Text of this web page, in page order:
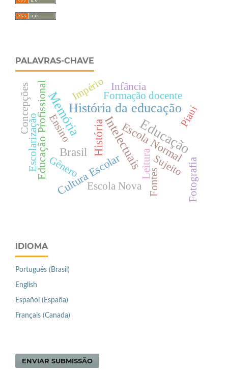
PALAVRAS-CHAVE
Educação
História da educação
Memória Intelectuais
História
Brasil
Educação ProfissionalCultura Escolar
Escola Normal
Império
Gênero
Escolarização
Escola Nova
Formação docente
LeituraSujeito
Fontes
Piauí
Ensino
Fotografia
Infância
Concepções
IDIOMA
Português (Brasil)
English
Español (España)
Français (Canada)
ENVIAR SUBMISSÃO